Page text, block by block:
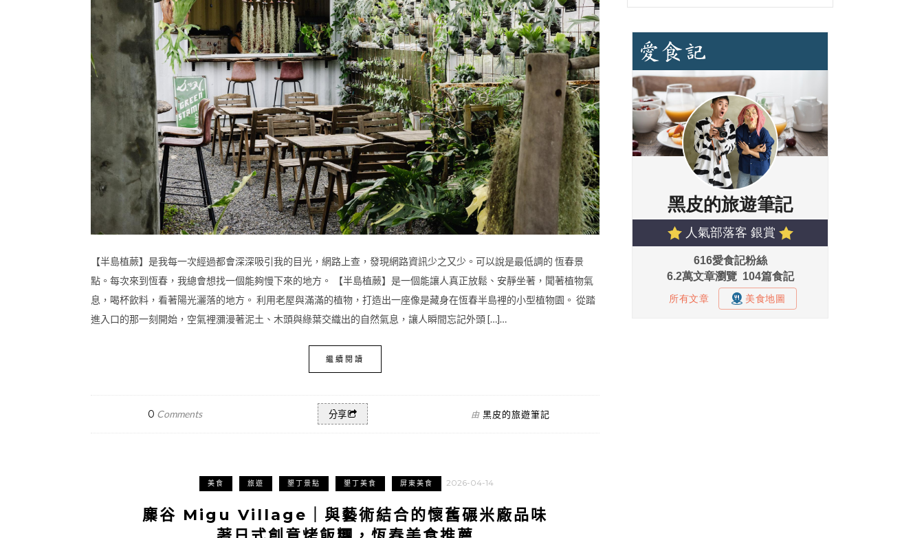
【半島植蕨】是我每一次經過都會深深吸引我的目光，網路上查，發現網路資訊少之又少。可以說是最低調的 恆春景
點。每次來到恆春，我總會想找一個能夠慢下來的地方。 【半島植蕨】是一個能讓人真正放鬆、安靜坐著，聞著植物氣
息，喝杯飲料，看著陽光灑落的地方。 利用老屋與滿滿的植物，打造出一座像是藏身在恆春半島裡的小型植物園。 從踏
進入口的那一刻開始，空氣裡瀰漫著泥土、木頭與綠葉交織出的自然氣息，讓人瞬間忘記外頭 […]…
繼續閱讀
0 Comments 分享 由 黑皮的旅遊筆記
美食 旅遊 墾丁景點 墾丁美食 屏東美食 2026-04-14
麋谷 Migu Village｜與藝術結合的懷舊碾米廠品味